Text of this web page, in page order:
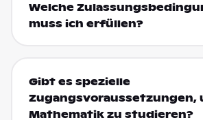
Welche
muss ich erfüllen?
Gibt es spezielle
Zugangsvoraussetzungen,
Mathematik zu studieren?